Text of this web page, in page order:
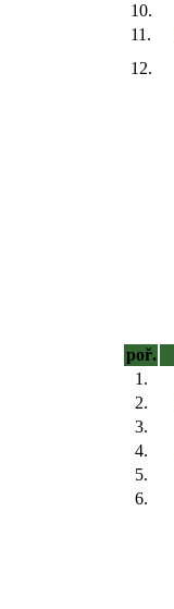
10.
11.
12.
poř.
1.
2.
3.
4.
5.
6.